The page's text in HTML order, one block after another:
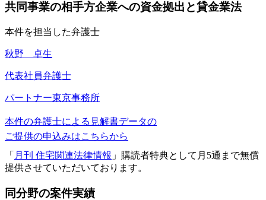
共同事業の相手方企業への資金拠出と貸金業法
本件を担当した弁護士
秋野 卓生
代表社員弁護士
パートナー東京事務所
本件の弁護士による見解書データの
ご提供の申込みはこちらから
「 月刊 住宅関連法律情報 」購読者特典として月5通まで無償
提供させていただいております。
同分野の案件実績